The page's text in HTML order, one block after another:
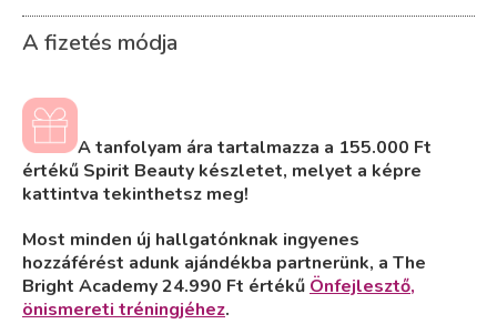
A fizetés módja
A tanfolyam ára tartalmazza a 155.000 Ft
értékű Spirit Beauty készletet, melyet a képre
kattintva tekinthetsz meg!
Most minden új hallgatónknak ingyenes
hozzáférést adunk ajándékba partnerünk, a The
Bright Academy 24.990 Ft értékű Önfejlesztő,
önismereti tréningjéhez.